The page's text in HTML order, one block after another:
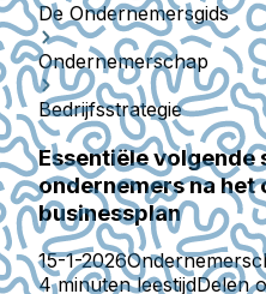
De Ondernemersgids
Ondernemerschap
Bedrijfsstrategie
Essentiële volgende
ondernemers na het
businessplan
15-1-2026
4 minuten leestijdDelen